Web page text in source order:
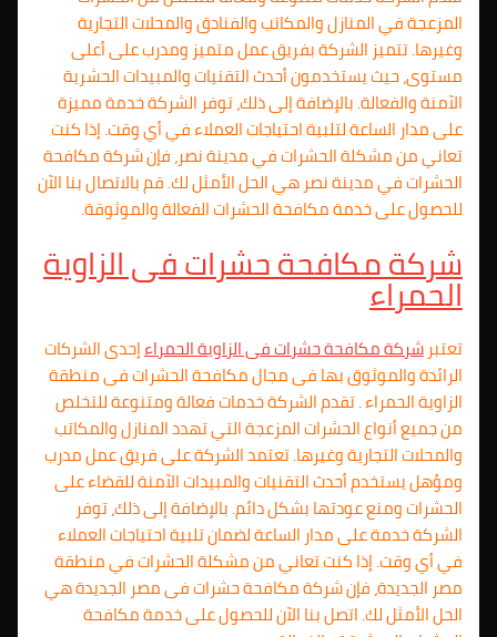
المزعجة في المنازل والمكاتب والفنادق والمحلات التجارية
وغيرها. تتميز الشركة بفريق عمل متميز ومدرب على أعلى
مستوى، حيث يستخدمون أحدث التقنيات والمبيدات الحشرية
الآمنة والفعالة. بالإضافة إلى ذلك، توفر الشركة خدمة مميزة
على مدار الساعة لتلبية احتياجات العملاء في أي وقت. إذا كنت
تعاني من مشكلة الحشرات في مدينة نصر، فإن شركة مكافحة
الحشرات في مدينة نصر هي الحل الأمثل لك. قم بالاتصال بنا الآن
للحصول على خدمة مكافحة الحشرات الفعالة والموثوقة.
شركة مكافحة حشرات فى الزاوية
الحمراء
تعتبرشركة مكافحة حشرات فى الزاوية الحمراءإحدى الشركات
الرائدة والموثوق بها فى مجال مكافحة الحشرات فى منطقة
الزاوية الحمراء . تقدم الشركة خدمات فعالة ومتنوعة للتخلص
من جميع أنواع الحشرات المزعجة التي تهدد المنازل والمكاتب
والمحلات التجارية وغيرها. تعتمد الشركة على فريق عمل مدرب
ومؤهل يستخدم أحدث التقنيات والمبيدات الآمنة للقضاء على
الحشرات ومنع عودتها بشكل دائم. بالإضافة إلى ذلك، توفر
الشركة خدمة على مدار الساعة لضمان تلبية احتياجات العملاء
في أي وقت. إذا كنت تعاني من مشكلة الحشرات في منطقة
مصر الجديدة، فإن شركة مكافحة حشرات فى مصر الجديدة هي
الحل الأمثل لك. اتصل بنا الآن للحصول على خدمة مكافحة